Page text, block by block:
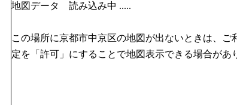
地図データ 読み込み中 .....
この場所に京都市中京区の地図が出ないときは、ご
定を「許可」にすることで地図表示できる場合があ